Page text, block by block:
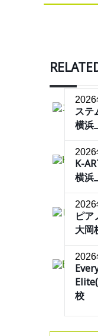
ステ
横浜
K-
横浜
ピア
大岡
校